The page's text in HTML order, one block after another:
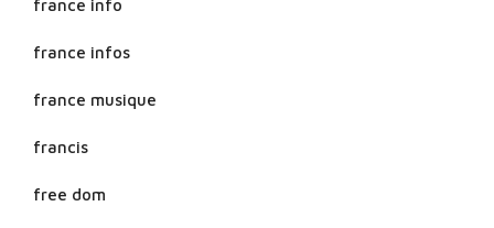
france info
france infos
france musique
francis
free dom